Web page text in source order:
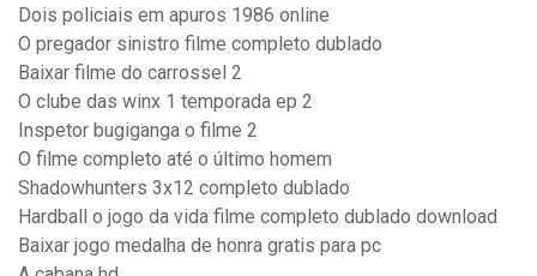
Dois policiais em apuros 1986 online
O pregador sinistro filme completo dublado
Baixar filme do carrossel 2
O clube das winx 1 temporada ep 2
Inspetor bugiganga o filme 2
O filme completo até o último homem
Shadowhunters 3x12 completo dublado
Hardball o jogo da vida filme completo dublado download
Baixar jogo medalha de honra gratis para pc